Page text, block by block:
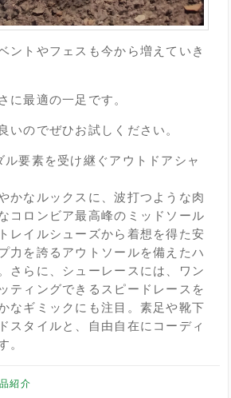
ントやフェスも今から増えていき
に最適の一足です。
いのでぜひお試しください。
ル要素を受け継ぐアウトドアシャ
かなルックスに、波打つような肉
コロンビア最高峰のミッドソール
レイルシューズから着想を得た安
力を誇るアウトソールを備えたハ
さらに、シューレースには、ワン
ティングできるスピードレースを
なギミックにも注目。素足や靴下
スタイルと、自由自在にコーディ
。
紹介